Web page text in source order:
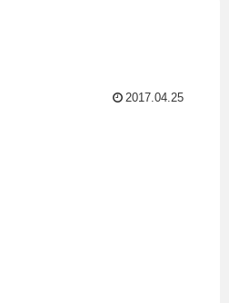
2017.04.25